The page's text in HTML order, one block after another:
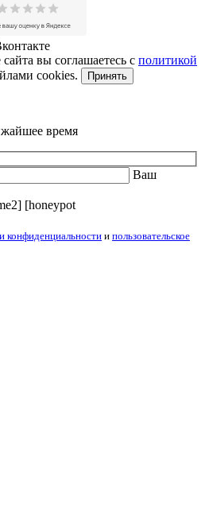
вы соглашаетесь с политикой
cookies. Принять
время
Ваш
[honeypot
конфиденциальности и пользовательское